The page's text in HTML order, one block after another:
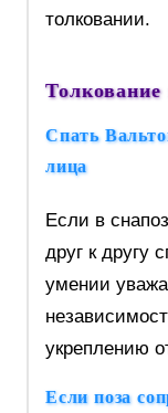
толковании.
Толкование
Спать
лица
Если в
друг к другу
умении
укреплению
Если поза